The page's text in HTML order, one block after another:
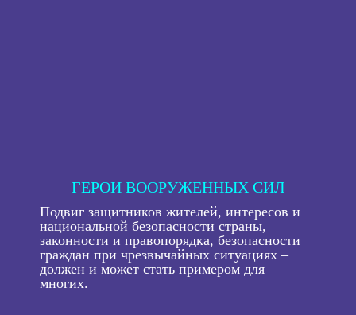
ГЕРОИ ВООРУЖЕННЫХ СИЛ
Подвиг защитников жителей, интересов и
национальной безопасности страны,
законности и правопорядка, безопасности
граждан при чрезвычайных ситуациях –
должен и может стать примером для
многих.